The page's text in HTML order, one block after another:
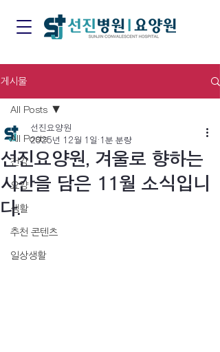
게시물
All Posts
건강
요양
생활
추천 콘텐츠
일상생활
All Posts
선진요양원, 겨울로 향하는
시간을 담은 11월 소식입니
다.
선진요양원
2025년 12월 1일 1분 분량